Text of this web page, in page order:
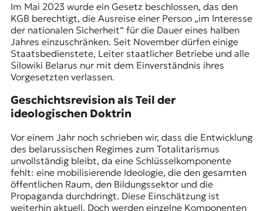
Im Mai 2023 wurde ein Gesetz beschlossen, das den
KGB berechtigt, die Ausreise einer Person „im Interesse
der nationalen Sicherheit“ für die Dauer eines halben
Jahres einzuschränken. Seit November dürfen einige
Staatsbedienstete, Leiter staatlicher Betriebe und alle
Silowiki Belarus nur mit dem Einverständnis ihres
Vorgesetzten verlassen.
Geschichtsrevision als Teil der
ideologischen Doktrin
Vor einem Jahr noch schrieben wir, dass die Entwicklung
des belarussischen Regimes zum Totalitarismus
unvollständig bleibt, da eine Schlüsselkomponente
fehlt: eine mobilisierende Ideologie, die den gesamten
öffentlichen Raum, den Bildungssektor und die
Propaganda durchdringt. Diese Einschätzung ist
weiterhin aktuell. Doch werden einzelne Komponenten